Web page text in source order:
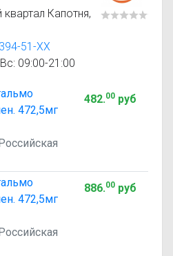
квартал Капотня,
51-XX
09:00-21:00
472,5мг
482.00руб
472,5мг
886.00руб